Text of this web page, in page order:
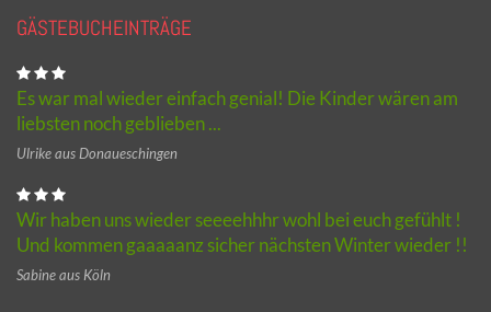
GÄSTEBUCHEINTRÄGE
Es war mal wieder einfach genial! Die Kinder wären am
liebsten noch geblieben ...
Ulrike aus Donaueschingen
Wir haben uns wieder seeeehhhr wohl bei euch gefühlt !
Und kommen gaaaaanz sicher nächsten Winter wieder !!
Sabine aus Köln